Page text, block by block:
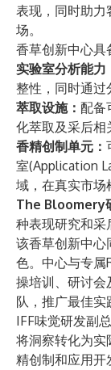
表现，同时助力
场。
香草创新中心具
实验室分析能力
整性，同时通过
萃取设施： 配备
化萃取及采后相
香精创制单元：
室(Application
域，在真实市场
The Bloomery
种表现研究和采
该香草创新中心
色。中心与专属
操培训、研讨会
队，推广最佳实
IFF味觉研发副
将洞察转化为实
精创制和应用开